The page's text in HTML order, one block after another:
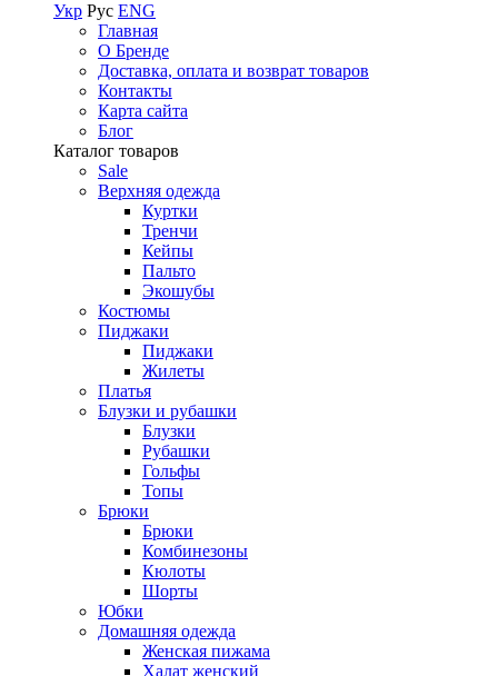
Укр Рус ENG
Главная
О Бренде
Доставка, оплата и возврат товаров
Контакты
Карта сайта
Блог
Каталог товаров
Sale
Верхняя одежда
Куртки
Тренчи
Кейпы
Пальто
Экошубы
Костюмы
Пиджаки
Пиджаки
Жилеты
Платья
Блузки и рубашки
Блузки
Рубашки
Гольфы
Топы
Брюки
Брюки
Комбинезоны
Кюлоты
Шорты
Юбки
Домашняя одежда
Женская пижама
Халат женский